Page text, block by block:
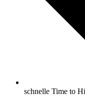
schnelle Time to